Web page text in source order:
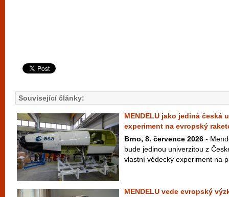
Související články:
MENDELU jako jediná česká
experiment na evropský
Brno, 8. července 2026 -
bude jedinou univerzitou z
vlastní vědecký experiment na
MENDELU vede evropský